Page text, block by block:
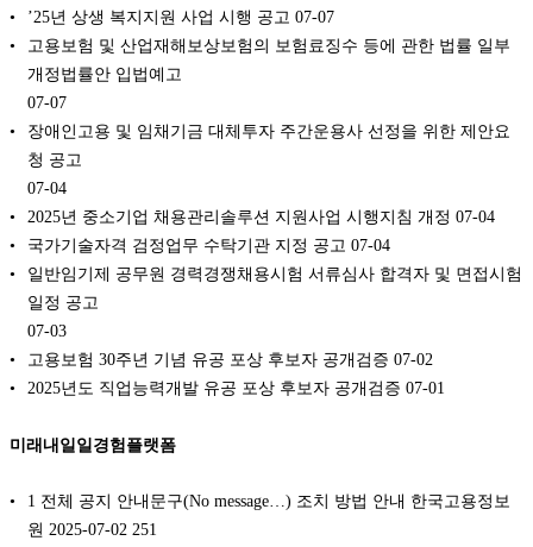
’25년 상생 복지지원 사업 시행 공고 07-07
고용보험 및 산업재해보상보험의 보험료징수 등에 관한 법률 일부
개정법률안 입법예고
07-07
장애인고용 및 임채기금 대체투자 주간운용사 선정을 위한 제안요
청 공고
07-04
2025년 중소기업 채용관리솔루션 지원사업 시행지침 개정 07-04
국가기술자격 검정업무 수탁기관 지정 공고 07-04
일반임기제 공무원 경력경쟁채용시험 서류심사 합격자 및 면접시험
일정 공고
07-03
고용보험 30주년 기념 유공 포상 후보자 공개검증 07-02
2025년도 직업능력개발 유공 포상 후보자 공개검증 07-01
미래내일일경험플랫폼
1 전체 공지 안내문구(No message…) 조치 방법 안내 한국고용정보
원 2025-07-02 251